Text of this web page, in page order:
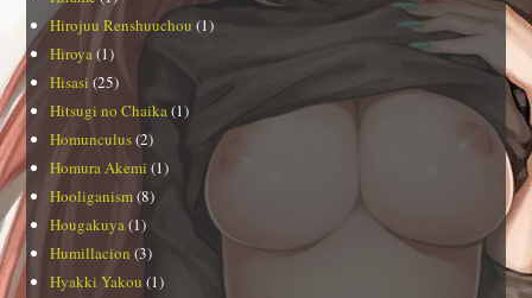
Hirojuu Renshuuchou (1)
Hiroya(1)
Hisasi (25)
Hitsugi no Chaika(1)
Homunculus(2)
Homura Akemi (1)
Hooliganism(8)
Hougakuya(1)
Humillacion (3)
Hyakki Yakou (1)